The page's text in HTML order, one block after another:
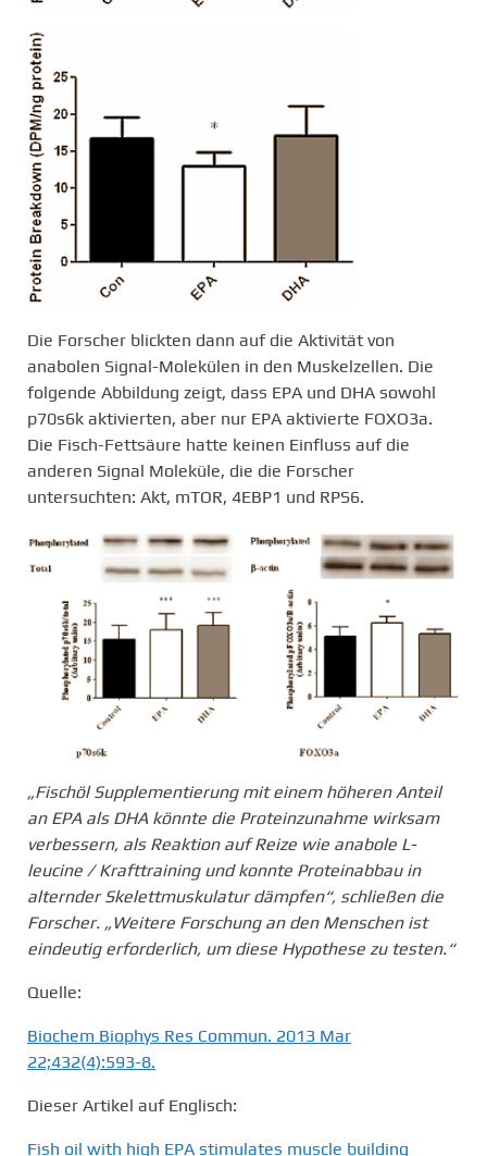
Die Forscher blickten dann auf die Aktivität von
anabolen Signal-Molekülen in den Muskelzellen. Die
folgende Abbildung zeigt, dass EPA und DHA sowohl
p70s6k aktivierten, aber nur EPA aktivierte FOXO3a.
Die Fisch-Fettsäure hatte keinen Einfluss auf die
anderen Signal Moleküle, die die Forscher
untersuchten: Akt, mTOR, 4EBP1 und RPS6.
„Fischöl Supplementierung mit einem höheren Anteil
an EPA als DHA könnte die Proteinzunahme wirksam
verbessern, als Reaktion auf Reize wie anabole L-
leucine / Krafttraining und konnte Proteinabbau in
alternder Skelettmuskulatur dämpfen“, schließen die
Forscher. „Weitere Forschung an den Menschen ist
eindeutig erforderlich, um diese Hypothese zu testen.“
Quelle:
Biochem Biophys Res Commun. 2013 Mar
22;432(4):593-8.
Dieser Artikel auf Englisch:
Fish oil with high EPA stimulates muscle building